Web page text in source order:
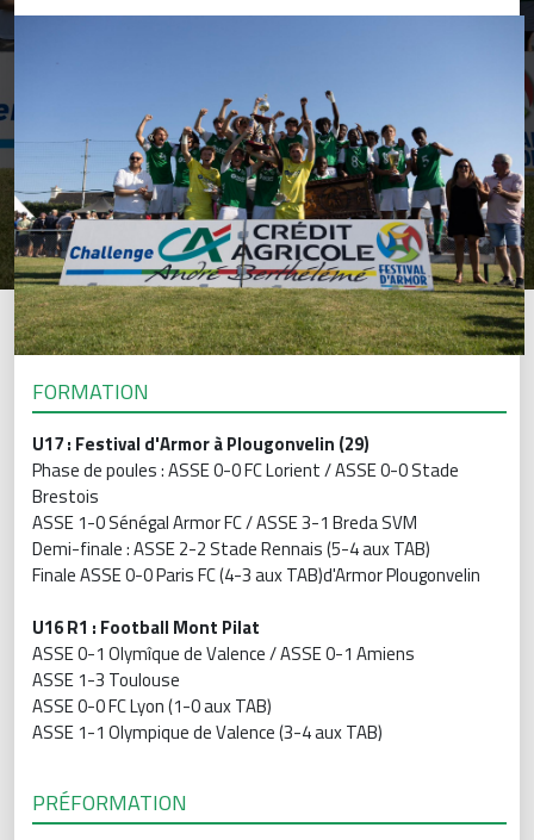
FORMATION
U17 : Festival d'Armor à Plougonvelin (29)
Phase de poules : ASSE 0-0 FC Lorient / ASSE 0-0 Stade
Brestois
ASSE 1-0 Sénégal Armor FC / ASSE 3-1 Breda SVM
Demi-finale : ASSE 2-2 Stade Rennais (5-4 aux TAB)
Finale ASSE 0-0 Paris FC (4-3 aux TAB)d'Armor Plougonvelin
U16 R1 : Football Mont Pilat
ASSE 0-1 Olymîque de Valence / ASSE 0-1 Amiens
ASSE 1-3 Toulouse
ASSE 0-0 FC Lyon (1-0 aux TAB)
ASSE 1-1 Olympique de Valence (3-4 aux TAB)
PRÉFORMATION